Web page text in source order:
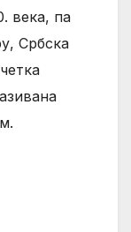
века, па
Србска